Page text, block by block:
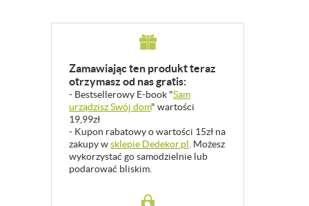
Zamawiając ten produkt teraz
otrzymasz od nas gratis:
- Bestsellerowy E-book "Sam
urządzisz Swój dom" wartości
19,99zł
- Kupon rabatowy o wartości 15zł na
zakupy wsklepie Dedekor.pl . Możesz
wykorzystać go samodzielnie lub
podarować bliskim.